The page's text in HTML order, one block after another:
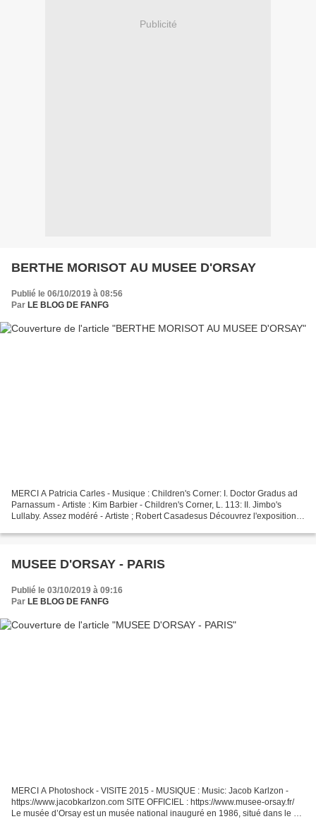
Publicité
BERTHE MORISOT AU MUSEE D'ORSAY
Publié le 06/10/2019 à 08:56
Par LE BLOG DE FANFG
MERCI A Patricia Carles - Musique : Children's Corner: I. Doctor Gradus ad
Parnassum - Artiste : Kim Barbier - Children's Corner, L. 113: II. Jimbo's
Lullaby. Assez modéré - Artiste ; Robert Casadesus Découvrez l'exposition
MUSEE D'ORSAY - PARIS
Publié le 03/10/2019 à 09:16
Par LE BLOG DE FANFG
MERCI A Photoshock - VISITE 2015 - MUSIQUE : Music: Jacob Karlzon -
https://www.jacobkarlzon.com SITE OFFICIEL : https://www.musee-orsay.fr/
Le musée d’Orsay est un musée national inauguré en 1986, situé dans le 7e